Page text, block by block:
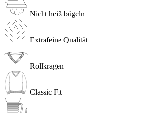
Nicht heiß bügeln
Extrafeine Qualität
Rollkragen
Classic Fit